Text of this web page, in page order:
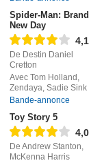
Spider-Man: Brand
New Day
4,1
De Destin Daniel
Cretton
Avec Tom Holland,
Zendaya, Sadie Sink
Bande-annonce
Toy Story 5
4,0
De Andrew Stanton,
McKenna Harris